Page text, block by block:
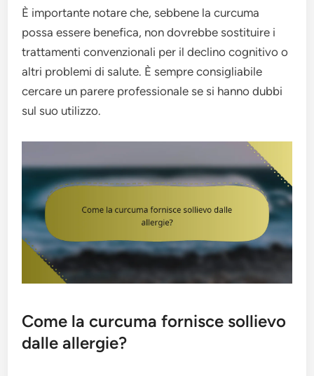
È importante notare che, sebbene la curcuma
possa essere benefica, non dovrebbe sostituire i
trattamenti convenzionali per il declino cognitivo o
altri problemi di salute. È sempre consigliabile
cercare un parere professionale se si hanno dubbi
sul suo utilizzo.
Come la curcuma fornisce sollievo
dalle allergie?